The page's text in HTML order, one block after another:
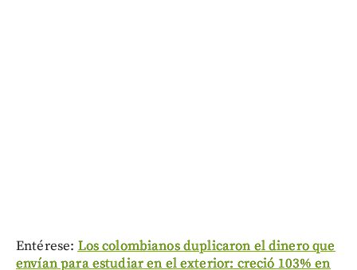
Entérese: Los colombianos duplicaron el dinero que
envían para estudiar en el exterior: creció 103% en